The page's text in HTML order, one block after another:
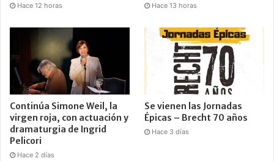
Hace 12 horas Hace 13 horas
Continúa Simone Weil, la
virgen roja, con actuación y
dramaturgia de Ingrid
Pelicori
Hace 2 días
Se vienen las Jornadas
Épicas – Brecht 70 años
Hace 3 días